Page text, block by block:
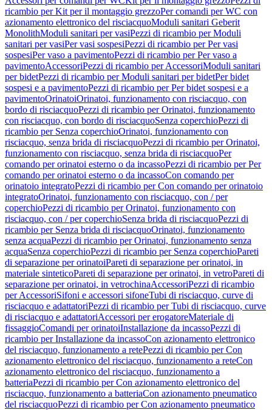
ricambio per Kit per il montaggio grezzoPer comandi per WC con
azionamento elettronico del risciacquoModuli sanitari Geberit
MonolithModuli sanitari per vasiPezzi di ricambio per Moduli
sanitari per vasiPer vasi sospesiPezzi di ricambio per Per vasi
sospesiPer vaso a pavimentoPezzi di ricambio per Per vaso a
pavimentoAccessoriPezzi di ricambio per AccessoriModuli sanitari
per bidetPezzi di ricambio per Moduli sanitari per bidetPer bidet
sospesi e a pavimentoPezzi di ricambio per Per bidet sospesi e a
pavimentoOrinatoiOrinatoi, funzionamento con risciacquo, con
bordo di risciacquoPezzi di ricambio per Orinatoi, funzionamento
con risciacquo, con bordo di risciacquoSenza coperchioPezzi di
ricambio per Senza coperchioOrinatoi, funzionamento con
risciacquo, senza brida di risciacquoPezzi di ricambio per Orinatoi,
funzionamento con risciacquo, senza brida di risciacquoPer
comando per orinatoi esterno o da incassoPezzi di ricambio per Per
comando per orinatoi esterno o da incassoCon comando per
orinatoio integratoPezzi di ricambio per Con comando per orinatoio
integratoOrinatoi, funzionamento con risciacquo, con / per
coperchioPezzi di ricambio per Orinatoi, funzionamento con
risciacquo, con / per coperchioSenza brida di risciacquoPezzi di
ricambio per Senza brida di risciacquoOrinatoi, funzionamento
senza acquaPezzi di ricambio per Orinatoi, funzionamento senza
acquaSenza coperchioPezzi di ricambio per Senza coperchioPareti
di separazione per orinatoiPareti di separazione per orinatoi, in
materiale sinteticoPareti di separazione per orinatoi, in vetroPareti di
separazione per orinatoi, in vetrochinaAccessoriPezzi di ricambio
per AccessoriSifoni e accessori sifoneTubi di risciacquo, curve di
risciacquo e adattatoriPezzi di ricambio per Tubi di risciacquo, curve
di risciacquo e adattatoriAccessori per erogatoreMateriale di
fissaggioComandi per orinatoiInstallazione da incassoPezzi di
ricambio per Installazione da incassoCon azionamento elettronico
del risciacquo, funzionamento a retePezzi di ricambio per Con
azionamento elettronico del risciacquo, funzionamento a reteCon
azionamento elettronico del risciacquo, funzionamento a
batteriaPezzi di ricambio per Con azionamento elettronico del
risciacquo, funzionamento a batteriaCon azionamento pneumatico
del risciacquoPezzi di ricambio per Con azionamento pneumatico